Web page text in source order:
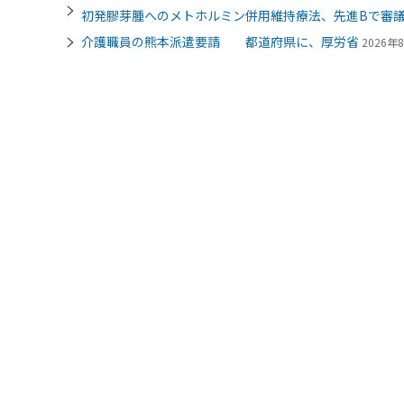
初発膠芽腫へのメトホルミン併用維持療法、先進Bで審
介護職員の熊本派遣要請 都道府県に、厚労省 2026年